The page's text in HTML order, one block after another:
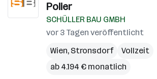
Polier
SCHÜLLER BAU GMBH
vor 3 Tagen veröffentlicht
Wien, Stronsdorf
Vollzeit
ab 4.194 € monatlich